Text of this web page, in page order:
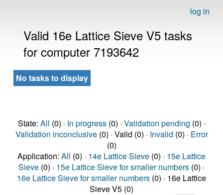
log in
Valid 16e Lattice Sieve V5 tasks
for computer 7193642
No tasks to display
State: All (0) · In progress(0) · Validation pending (0) ·
Validation inconclusive(0) · Valid (0) · Invalid (0) · Error
(0)
Application: All (0) · 14e Lattice Sieve (0) · 15e Lattice
Sieve (0) · 15e Lattice Sieve for smaller numbers (0) ·
16e Lattice Sieve for smaller numbers (0) · 16e Lattice
Sieve V5 (0)